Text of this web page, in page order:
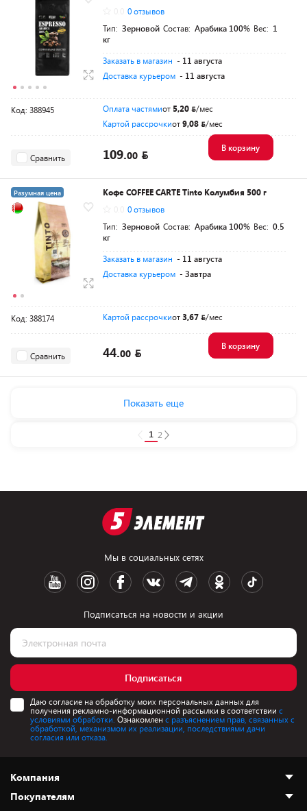
0 отзывов
Тип: Зерновой Состав: Арабика 100% Вес: 1
кг
Заказать в магазин - 11 августа
Доставка курьером - 11 августа
Код: 388945 Оплата частямиот 5,20
/мес
Картой рассрочкиот9,08 /мес
Сравнить 109.00
В корзину
Разумная цена
Кофе COFFEE CARTE Tinto Колумбия 500 г
0 отзывов
Тип: Зерновой Состав: Арабика 100% Вес: 0.5
кг
Заказать в магазин - 11 августа
Доставка курьером - Завтра
Код: 388174 Картой рассрочкиот3,67 /мес
Сравнить 44.00
В корзину
Показать еще
1 2
Мы в социальных сетях
Подписаться на новости и акции
Подписаться
Даю согласие на обработку моих персональных данных для
получения рекламно-информационной рассылки в соответствии с
условиями обработки. Ознакомлен с разъяснением прав, связанных с
обработкой, механизмом их реализации, последствиями дачи
согласия или отказа.
Компания
О нас
Покупателям